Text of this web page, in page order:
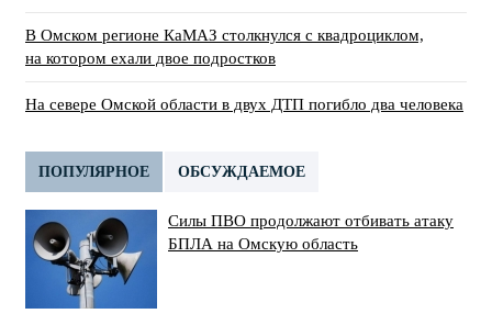
В Омском регионе КаМАЗ столкнулся с квадроциклом,
на котором ехали двое подростков
На севере Омской области в двух ДТП погибло два человека
ПОПУЛЯРНОЕ ОБСУЖДАЕМОЕ
Силы ПВО продолжают отбивать атаку
БПЛА на Омскую область